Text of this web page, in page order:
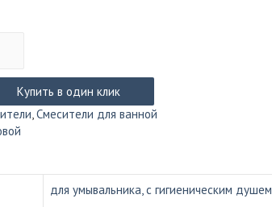
Купить в один клик
Смесители для ванной
для умывальника, с гигиеническим душем